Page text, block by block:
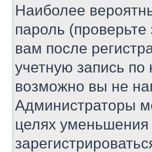
Наиболее
пароль
вам после
учетную запись
возможно вы не
Администраторы
целях